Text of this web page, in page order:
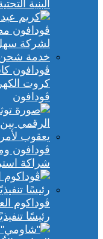
البنية
ڤودافون
كروت
ڤودافون
ڤودافون
شراكة
ڤوداكوم
رئيسًا